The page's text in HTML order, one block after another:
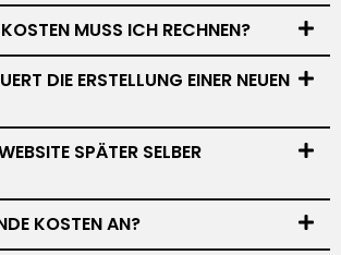
MUSS ICH RECHNEN?
DIE ERSTELLUNG EINER NEUEN
SPÄTER SELBER
KOSTEN AN?